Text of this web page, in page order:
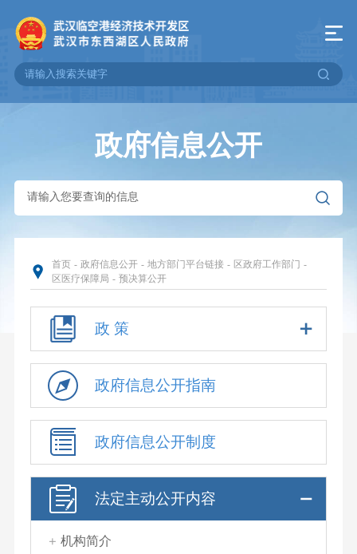
政府信息公开
首页 - 政府信息公开 - 地方部门平台链接 - 区政府工作部门 -
区医疗保障局 - 预决算公开
政 策
政府信息公开指南
政府信息公开制度
法定主动公开内容
机构简介